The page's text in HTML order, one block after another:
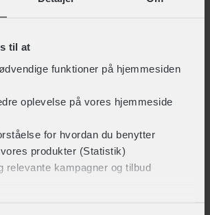
til at
funktioner på hjemmesiden
oplevelse på vores hjemmeside
for hvordan du benytter
produkter (Statistik)
relevante kampagner og tilbud